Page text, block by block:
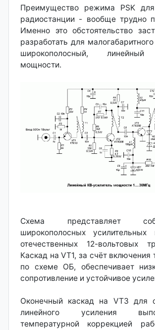
Преимущество режима PSK
радиостанции - вообще трудно
Именно это обстоятельство
разработать для
широкополосный, линейный
мощности.
Схема представляет
широкополосных усилительных
отечественных 12-вольтовых
Каскад на VT1, за счёт включения
по схеме ОБ, обеспечивает
сопротивление и устойчивое
Оконечный каскад на VT3 для
линейного усиления
температурной коррекцией